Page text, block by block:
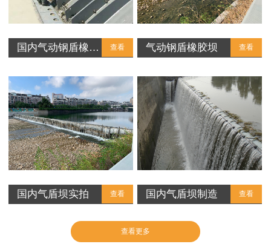
国内气动钢盾橡… 查看 气动钢盾橡胶坝 查看
国内气盾坝实拍 查看 国内气盾坝制造 查看
查看更多